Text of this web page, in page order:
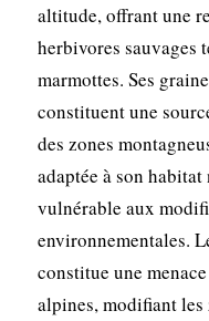
altitude, offrant une
herbivores sauvages
marmottes. Ses
constituent une
des zones
adaptée à son
vulnérable aux
environnementales.
constitue une
alpines, modifiant